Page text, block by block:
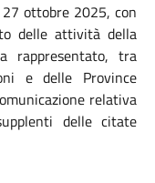
ottobre 2025, con
delle attività della
rappresentato, tra
e delle Province
relativa
delle citate